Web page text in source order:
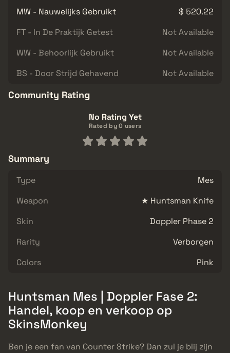
MW - Nauwelijks Gebruikt
$ 520.22
FT - In De Praktijk Getest
Not Available
WW - Behoorlijk Gebruikt
Not Available
BS - Door Strijd Gehavend
Not Available
Community Rating
No Rating Yet
Rated by 0 users
Summary
Type
Mes
Weapon
★ Huntsman Knife
Skin
Doppler Phase 2
Rarity
Verborgen
Colors
Pink
Huntsman Mes | Doppler Fase 2:
Handel, koop en verkoop op
SkinsMonkey
Ben je een fan van Counter Strike? Dan zul je blij zijn